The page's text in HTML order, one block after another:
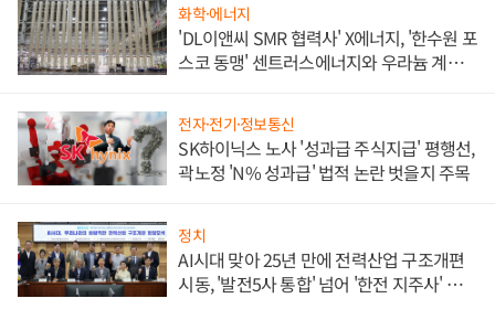
화학·에너지
'DL이앤씨 SMR 협력사' X에너지, '한수원 포
스코 동맹' 센트러스에너지와 우라늄 계약
전자·전기·정보통신
SK하이닉스 노사 '성과급 주식지급' 평행선,
곽노정 'N% 성과급' 법적 논란 벗을지 주목
정치
AI시대 맞아 25년 만에 전력산업 구조개편
시동, '발전5사 통합' 넘어 '한전 지주사' 재편